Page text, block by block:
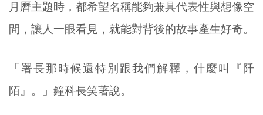
月曆主題時，都希望名稱能夠兼具代表性與想像空
間，讓人一眼看見，就能對背後的故事產生好奇。
「署長那時候還特別跟我們解釋，什麼叫『阡
陌』。」鐘科長笑著說。